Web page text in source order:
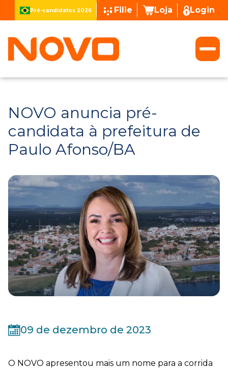
Pré-candidatos 2026 Filie Loja Login
NOVO anuncia pré-
candidata à prefeitura de
Paulo Afonso/BA
09 de dezembro de 2023
O NOVO apresentou mais um nome para a corrida